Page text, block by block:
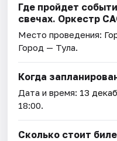
Где пройдет
свечах. Оркестр
Место проведения:
Город — Тула.
Когда
Дата и время: 13
18:00.
Сколько стоит